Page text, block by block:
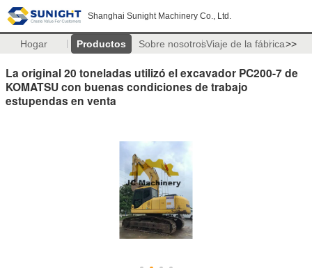
Shanghai Sunight Machinery Co., Ltd.
Hogar Productos Sobre nosotrosViaje de la fábrica>>
La original 20 toneladas utilizó el excavador PC200-7 de
KOMATSU con buenas condiciones de trabajo
estupendas en venta